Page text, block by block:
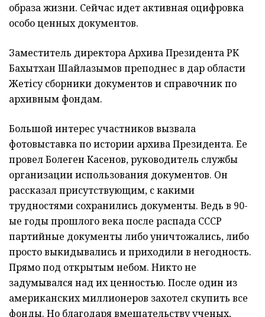
образа жизни. Сейчас идет активная оцифровка
особо ценных документов.
Заместитель директора Архива Президента РК
Бахытхан Шайлазымов преподнес в дар области
Жетісу сборники документов и справочник по
архивным фондам.
Большой интерес участников вызвала
фотовыставка по истории архива Президента. Ее
провел Болеген Касенов, руководитель службы
организации использования документов. Он
рассказал присутствующим, с какими
трудностями сохранились документы. Ведь в 90-
ые годы прошлого века после распада СССР
партийные документы либо уничтожались, либо
просто выкидывались и приходили в негодность.
Прямо под открытым небом. Никто не
задумывался над их ценностью. После один из
американских миллионеров захотел скупить все
фонды. Но благодаря вмешательству ученых,